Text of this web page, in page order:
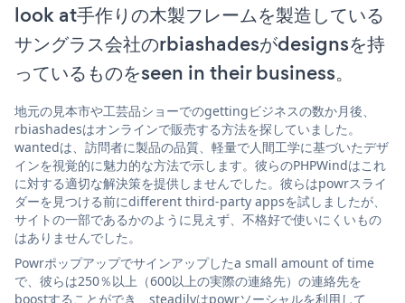
look at手作りの木製フレームを製造している
サングラス会社のrbiashadesがdesignsを持
っているものをseen in their business。
地元の見本市や工芸品ショーでのgettingビジネスの数か月後、
rbiashadesはオンラインで販売する方法を探していました。
wantedは、訪問者に製品の品質、軽量で人間工学に基づいたデザ
インを視覚的に魅力的な方法で示します。彼らのPHPWindはこれ
に対する適切な解決策を提供しませんでした。彼らはpowrスライ
ダーを見つける前にdifferent third-party appsを試しましたが、
サイトの一部であるかのように見えず、不格好で使いにくいもの
はありませんでした。
Powrポップアップでサインアップしたa small amount of time
で、彼らは250％以上（600以上の実際の連絡先）の連絡先を
boostすることができ、steadilyはpowrソーシャルを利用して